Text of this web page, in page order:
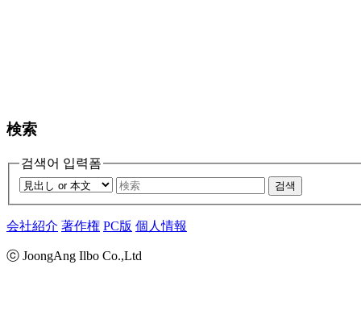
検索
검색어 입력폼
검색
会社紹介 著作権 PC版 個人情報
ⓒ JoongAng Ilbo Co.,Ltd